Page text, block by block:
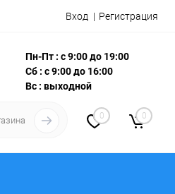
Вход Регистрация
Пн-Пт : с 9:00 до 19:00
Сб : с 9:00 до 16:00
Вс : выходной
0 0